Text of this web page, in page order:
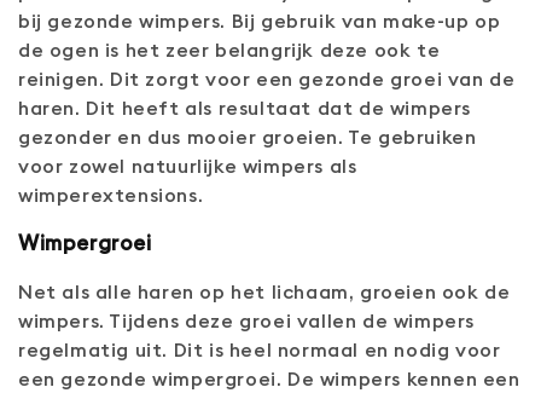
c
t
i
e
bij gezonde wimpers. Bij gebruik van make-up op
de ogen is het zeer belangrijk deze ook te
reinigen. Dit zorgt voor een gezonde groei van de
haren. Dit heeft als resultaat dat de wimpers
gezonder en dus mooier groeien. Te gebruiken
voor zowel natuurlijke wimpers als
wimperextensions.
Wimpergroei
Net als alle haren op het lichaam, groeien ook de
wimpers. Tijdens deze groei vallen de wimpers
regelmatig uit. Dit is heel normaal en nodig voor
een gezonde wimpergroei. De wimpers kennen een